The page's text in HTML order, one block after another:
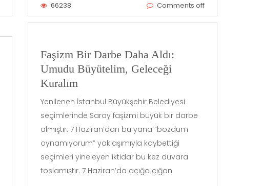
66238 Comments off
Faşizm Bir Darbe Daha Aldı:
Umudu Büyütelim, Geleceği
Kuralım
Yenilenen İstanbul Büyükşehir Belediyesi
seçimlerinde Saray faşizmi büyük bir darbe
almıştır. 7 Haziran’dan bu yana “bozdum
oynamıyorum” yaklaşımıyla kaybettiği
seçimleri yineleyen iktidar bu kez duvara
toslamıştır. 7 Haziran’da açığa çığan